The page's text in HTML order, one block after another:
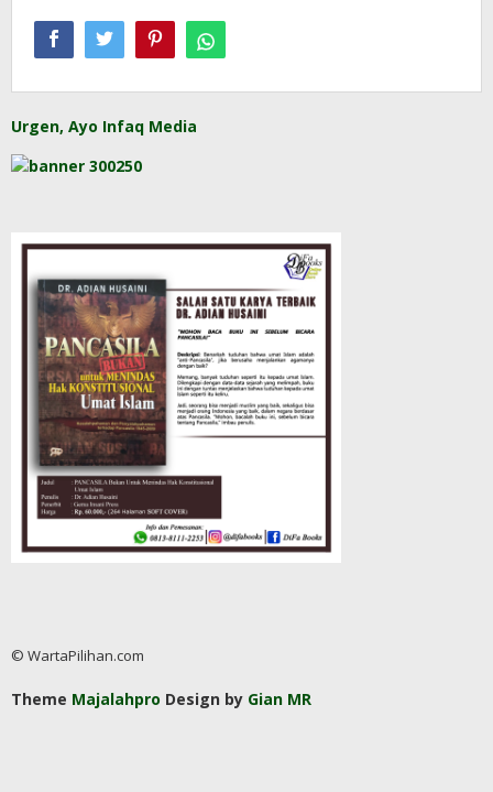
Urgen, Ayo Infaq Media
© WartaPilihan.com
Theme Majalahpro Design by Gian MR